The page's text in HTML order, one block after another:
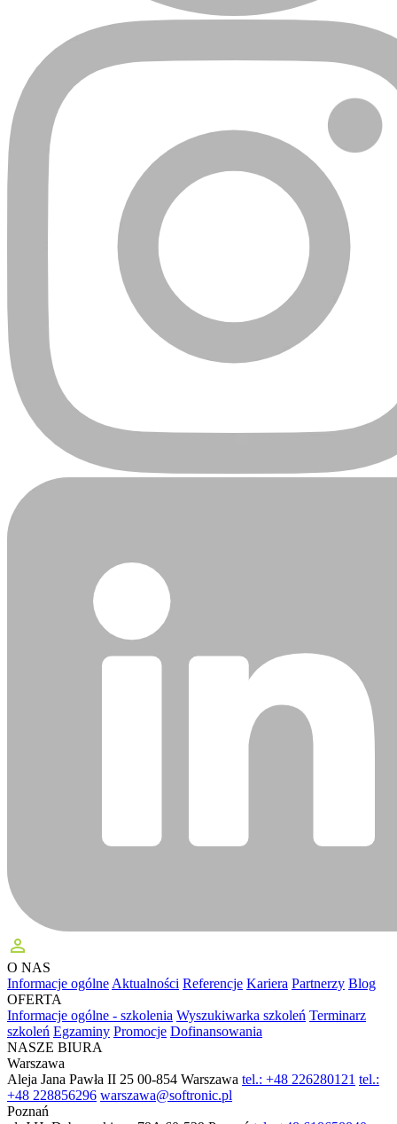
perm_identity
O NAS
Informacje ogólne Aktualności Referencje Kariera Partnerzy Blog
OFERTA
Informacje ogólne - szkolenia Wyszukiwarka szkoleń Terminarz
szkoleń Egzaminy Promocje Dofinansowania
NASZE BIURA
Warszawa
Aleja Jana Pawła II 25 00-854 Warszawa tel.: +48 226280121 tel.:
+48 228856296 warszawa@softronic.pl
Poznań